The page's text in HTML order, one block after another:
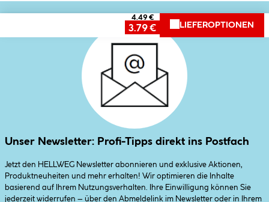
4.49 €
3.79 € LIEFEROPTIONEN
Unser Newsletter: Profi-Tipps direkt ins Postfach
Jetzt den HELLWEG Newsletter abonnieren und exklusive Aktionen,
Produktneuheiten und mehr erhalten! Wir optimieren die Inhalte
basierend auf Ihrem Nutzungsverhalten. Ihre Einwilligung können Sie
jederzeit widerrufen – über den Abmeldelink im Newsletter oder in Ihrem